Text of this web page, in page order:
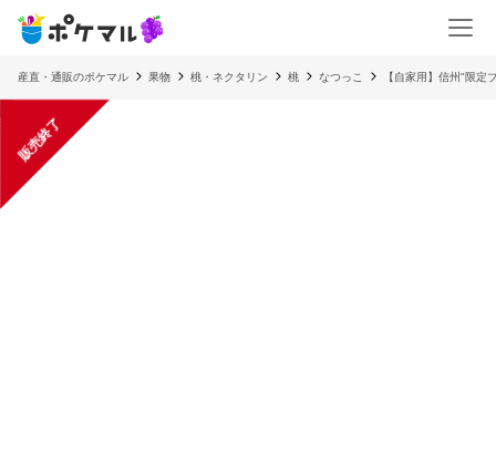
産直・通販のポケマル 果物 桃・ネクタリン 桃 なつっこ 【自家用】信州"限定
販売終了